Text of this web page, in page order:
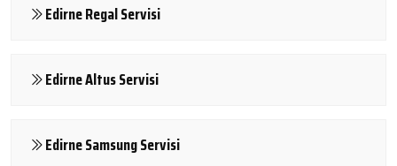
Edirne Regal Servisi
Edirne Altus Servisi
Edirne Samsung Servisi